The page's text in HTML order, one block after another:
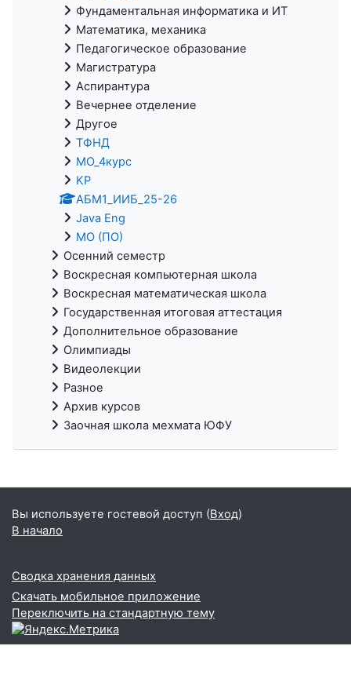
Фундаментальная информатика и ИТ
Математика, механика
Педагогическое образование
Магистратура
Аспирантура
Вечернее отделение
Другое
ТФНД
МО_4курс
KP
АБМ1_ИИБ_25-26
Java Eng
МО (ПО)
Осенний семестр
Воскресная компьютерная школа
Воскресная математическая школа
Государственная итоговая аттестация
Дополнительное образование
Олимпиады
Видеолекции
Разное
Архив курсов
Заочная школа мехмата ЮФУ
Вы используете гостевой доступ (Вход)
В начало
Сводка хранения данных
Скачать мобильное приложение
Переключить на стандартную тему